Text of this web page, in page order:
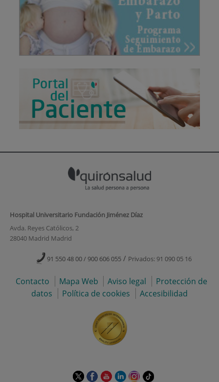
Hospital Universitario Fundación Jiménez Díaz
Avda. Reyes Católicos, 2
28040 Madrid Madrid
91 550 48 00 / 900 606 055 / Privados: 91 090 05 16
Contacto Mapa Web Aviso legal
Protección de
datos
Política de cookies Accesibilidad
EsteEsteEsteEsteEsteEnlace